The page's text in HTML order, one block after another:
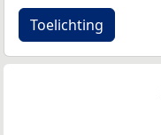
Toelichting